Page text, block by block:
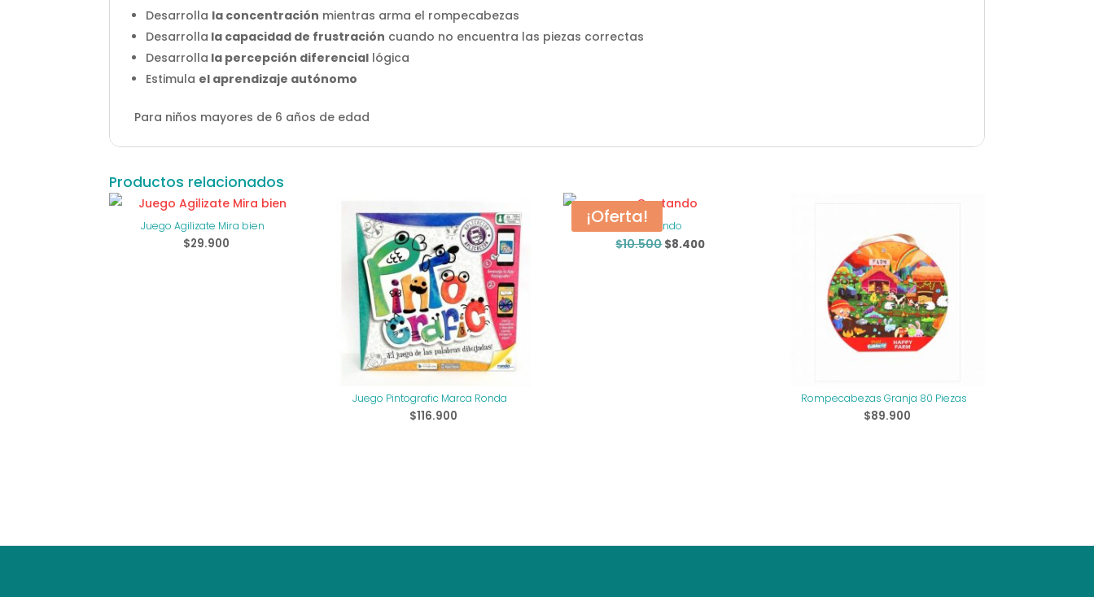
Desarrolla la concentración mientras arma el rompecabezas
Desarrolla la capacidad de frustración cuando no encuentra las piezas correctas
Desarrolla la percepción diferencial lógica
Estimula el aprendizaje autónomo
Para niños mayores de 6 años de edad
Productos relacionados
Juego Agilizate Mira bien
$29.900
Juego Pintografic Marca Ronda
$116.900
¡Oferta!Contando
$10.500El
$8.400El
Rompecabezas Granja 80 Piezas
$89.900